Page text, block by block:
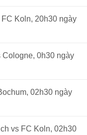
Koln, 20h30 ngày
Cologne, 0h30 ngày
02h30 ngày
vs FC Koln, 02h30